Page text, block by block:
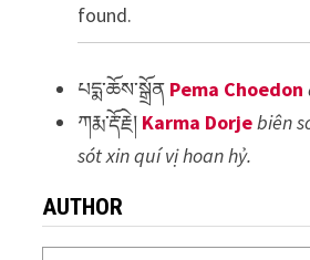
found.
པདྨ་ཆོས་སྒྲོན Pema Choedon
ཀརྨ་རྡོ་རྗེ། Karma Dorjebiên
sót xin quí vị hoan hỷ.
AUTHOR